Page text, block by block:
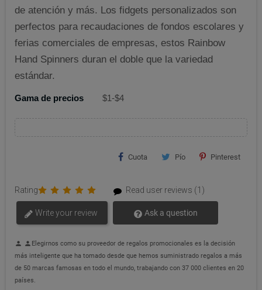
de atención y más. Los fidgets personalizados son
perfectos para recaudaciones de fondos escolares y
ferias comerciales de empresas, estos Rainbow
Hand Spinners duran el doble que la variedad
estándar.
Gama de precios $1-$4
Cuota Pío Pinterest
Rating Read user reviews (1)
Write your review Ask a question
person personElegirnos como su proveedor de regalos promocionales es la decisión
más inteligente que ha tomado desde que hemos suministrado regalos a más
de 50 marcas famosas en todo el mundo, trabajando con 37 000 clientes en 20
países.